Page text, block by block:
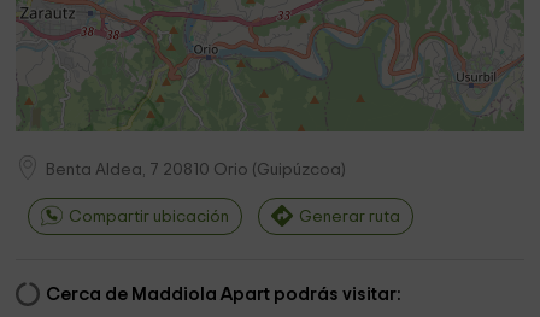
Benta Aldea, 7 20810 Orio (Guipúzcoa)
Compartir ubicación Generar ruta
Cerca de Maddiola Apart podrás visitar: